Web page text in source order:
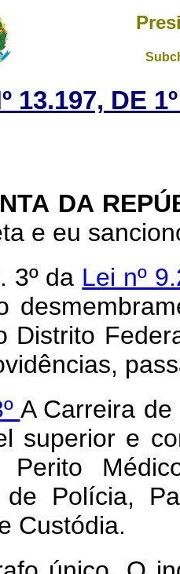
13.197, DE
DA
e eu
3º da Lei nº
Distrito
A Carreira
superior e
Perito
de Polícia,
Custódia.